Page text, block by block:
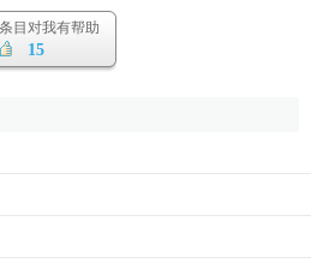
根簿备置于本公司。设置了过户
、公司债存根簿或其副本、零股
营业所。”《韩国商法典》第396
的章程、股东大会的
此情况下，若有名义更改代理
司债名册及其副本备置于名义更
公司都必须保存“一份股东名
目对我有帮助
15